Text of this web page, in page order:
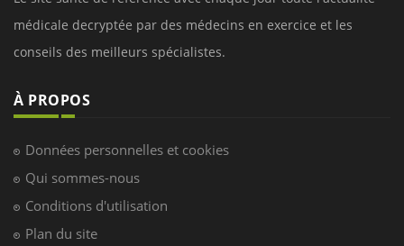
médicale decryptée par des médecins en exercice et les
conseils des meilleurs spécialistes.
À PROPOS
Données personnelles et cookies
Qui sommes-nous
Conditions d'utilisation
Plan du site